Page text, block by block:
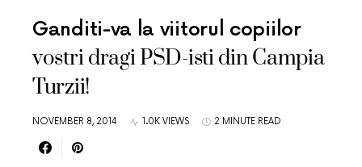
Ganditi-va la viitorul copiilor
vostri dragi PSD-isti din Campia
Turzii!
NOVEMBER 8, 2014 1.0K VIEWS 2 MINUTE READ